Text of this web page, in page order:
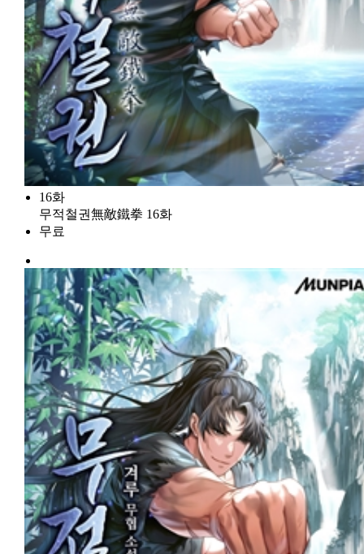
16화
무적철권無敵鐵拳 16화
무료